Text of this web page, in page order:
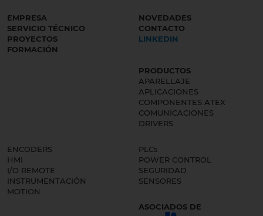
EMPRESA
SERVICIO TÉCNICO
PROYECTOS
FORMACIÓN
NOVEDADES
CONTACTO
LINKEDIN
PRODUCTOS
APARELLAJE
APLICACIONES
COMPONENTES ATEX
COMUNICACIONES
DRIVERS
ENCODERS
HMI
I/O REMOTE
INSTRUMENTACIÓN
MOTION
PLCs
POWER CONTROL
SEGURIDAD
SENSORES
ASOCIADOS DE